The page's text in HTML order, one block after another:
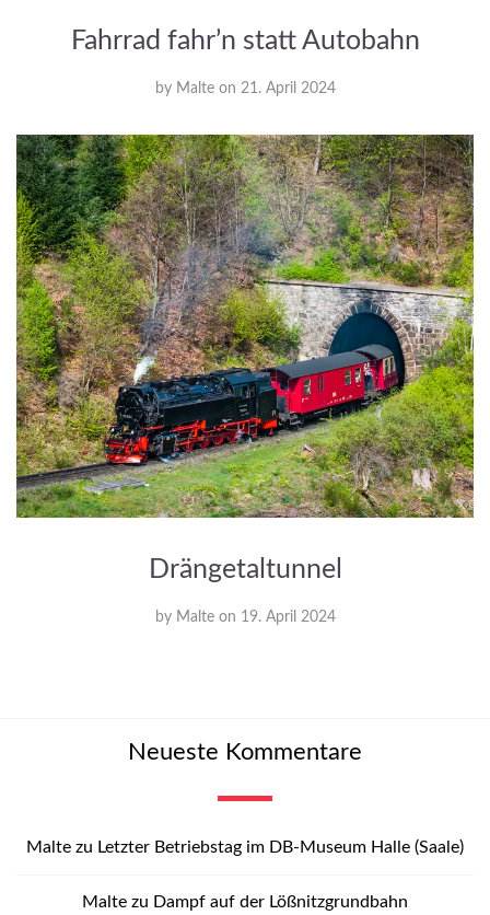
Fahrrad fahr’n statt Autobahn
by Malte on 21. April 2024
Drängetaltunnel
by Malte on 19. April 2024
Neueste Kommentare
Malte zu Letzter Betriebstag im DB-Museum Halle (Saale)
Malte zu Dampf auf der Lößnitzgrundbahn